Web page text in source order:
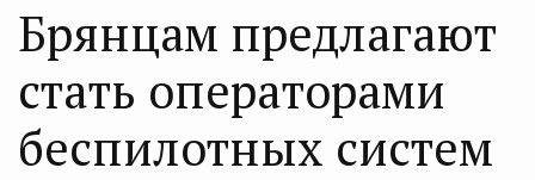
Брянцaм предлагают
стaть оперaторaми
бeспилотных систeм